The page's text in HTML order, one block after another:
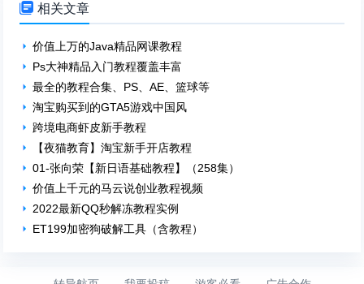
 相关文章
价值上万的Java精品网课教程
Ps大神精品入门教程覆盖丰富
最全的教程合集、PS、AE、篮球等
淘宝购买到的GTA5游戏中国风
跨境电商虾皮新手教程
【夜猫教育】淘宝新手开店教程
01-张向荣【新日语基础教程】（258集）
价值上千元的马云说创业教程视频
2022最新QQ秒解冻教程实例
ET199加密狗破解工具（含教程）